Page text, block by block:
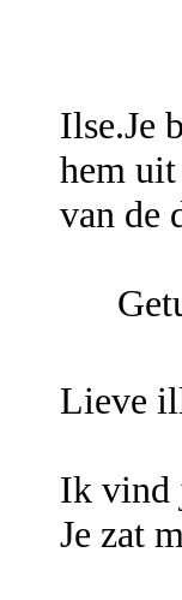
Ilse.Je
hem
van de
Lieve
Ik vind
Je zat